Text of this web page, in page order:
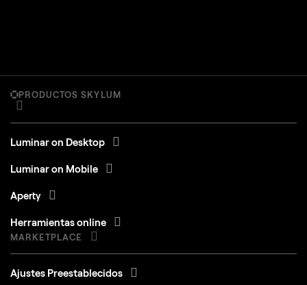
PRODUCTOS SKYLUM
Luminar on Desktop
Luminar on Mobile
Aperty
Herramientas online
MARKETPLACE
Ajustes Preestablecidos